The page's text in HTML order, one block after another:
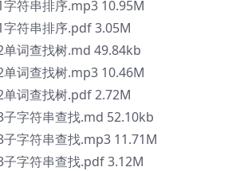
字符串排序.mp3 10.95M
字符串排序.pdf 3.05M
单词查找树.md 49.84kb
单词查找树.mp3 10.46M
单词查找树.pdf 2.72M
子字符串查找.md 52.10kb
子字符串查找.mp3 11.71M
子字符串查找.pdf 3.12M